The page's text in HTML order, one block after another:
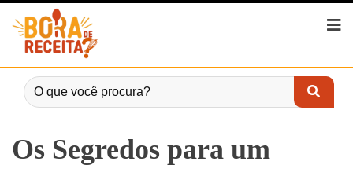
Os Segredos para um